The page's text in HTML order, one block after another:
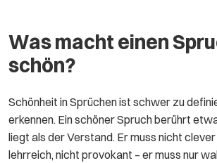
Was macht einen
schön?
Schönheit in Sprüchen ist schwer zu
erkennen. Ein schöner Spruch berührt
liegt als der Verstand. Er muss nicht clever
lehrreich, nicht provokant – er muss nur